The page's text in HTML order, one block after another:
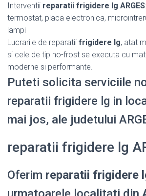
Interventii reparatii frigidere lg ARGES
termostat, placa electronica,
lampi
Lucrarile de reparatii frigidere lg, atat
si cele de tip no-frost se executa cu
moderne si performante.
Puteti solicita serviciile
reparatii frigidere lg in
mai jos, ale judetului
reparatii frigidere lg
Oferim reparatii frigidere